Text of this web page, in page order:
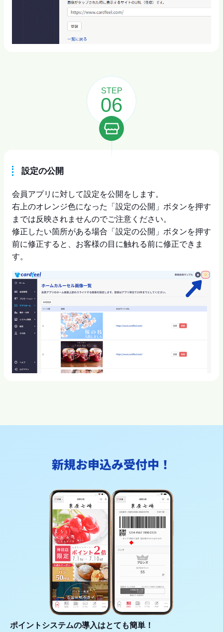
STEP
06
設定の公開
会員アプリに対して設定を公開をします。
右上のオレンジ色になった「設定の公開」ボタンを押す
までは反映されませんのでご注意ください。
修正したい箇所がある場合「設定の公開」ボタンを押す
前に修正すると、お客様の目に触れる前に修正できま
す。
新規お申込み受付中！
ポイントシステムの導入はとても簡単！